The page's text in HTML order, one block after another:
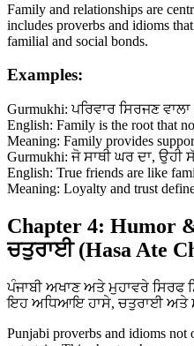
Family and relationships are
includes proverbs and idioms
familial and social bonds.
Examples:
Gurmukhi: ਪਰਿਵਾਰ ਸਿਰਜਣ ਵਾਲਾ
English: Family is the root that
Meaning: Family provides
Gurmukhi: ਜੋ ਸਾਥੀ ਘਰ ਦਾ, ਉਹੀ
English: True friends are like
Meaning: Loyalty and trust
Chapter 4: Humor
ਚਤੁਰਾਈ (Hasa Ate
ਪੰਜਾਬੀ ਅਖਾਣ ਅਤੇ ਮੁਹਾਵਰੇ ਸਿਰਫ
ਇਹ ਅਧਿਆਇ ਹਾਸੇ, ਚਤੁਰਾਈ ਅਤੇ
Punjabi proverbs and idioms not